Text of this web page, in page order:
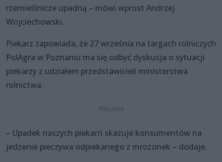
rzemieślnicze upadną – mówi wprost Andrzej
Wojciechowski.
Piekarz zapowiada, że 27 września na targach rolniczych
PolAgra w Poznaniu ma się odbyć dyskusja o sytuacji
piekarzy z udziałem przedstawicieli ministerstwa
rolnictwa.
– Upadek naszych piekarń skazuje konsumentów na
jedzenie pieczywa odpiekanego z mrożonek – dodaje.